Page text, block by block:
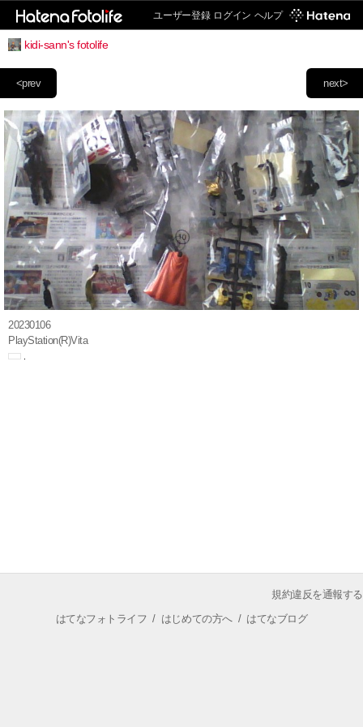
ユーザー登録 ログイン ヘルプ
kidi-sann's fotolife
next>
<prev
20230106
PlayStation(R)Vita
規約違反を通報する
はてなフォトライフ / はじめての方へ/ はてなブログ